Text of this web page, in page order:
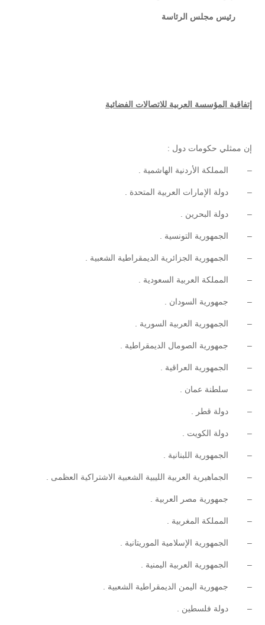
رئيس مجلس الرئاسة
إتفاقية المؤسسة العربية للاتصالات الفضائية
إن ممثلي حكومات دول :
– المملكة الأردنية الهاشمية .
– دولة الإمارات العربية المتحدة .
– دولة البحرين .
– الجمهورية التونسية .
– الجمهورية الجزائرية الديمقراطية الشعبية .
– المملكة العربية السعودية .
– جمهورية السودان .
– الجمهورية العربية السورية .
– جمهورية الصومال الديمقراطية .
– الجمهورية العراقية .
– سلطنة عمان .
– دولة قطر .
– دولة الكويت .
– الجمهورية اللبنانية .
– الجماهيرية العربية الليبية الشعبية الاشتراكية العظمى .
– جمهورية مصر العربية .
– المملكة المغربية .
– الجمهورية الإسلامية الموريتانية .
– الجمهورية العربية اليمنية .
– جمهورية اليمن الديمقراطية الشعبية .
– دولة فلسطين .